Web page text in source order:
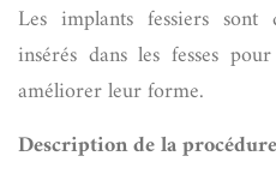
Les implants fessiers sont
insérés dans les fesses
améliorer leur forme.
Description de la